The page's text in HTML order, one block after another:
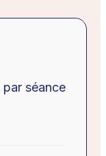
par séance